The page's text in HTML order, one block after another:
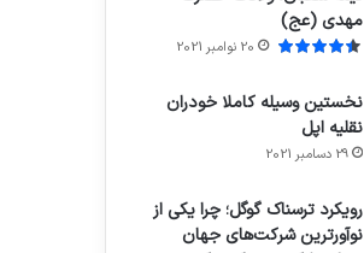
مهدی (عج)
20 نوامبر 2021
نخستین وسیله کاملا خودران
نقلیه اپل
29 دسامبر 2021
رویکرد ترسناک گوگل؛ چرا یکی از
نوآورترین شرکت‌های جهان